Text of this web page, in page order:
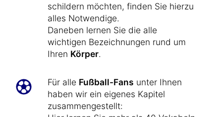
schildern möchten, finden Sie hierzu
alles Notwendige.
Daneben lernen Sie die alle
wichtigen Bezeichnungen rund um
Ihren Körper.
Für alle Fußball-Fans unter Ihnen
haben wir ein eigenes Kapitel
zusammengestellt: